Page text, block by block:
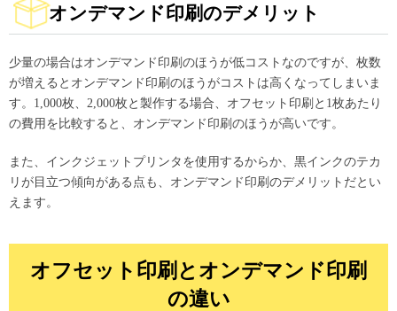
オンデマンド印刷のデメリット
少量の場合はオンデマンド印刷のほうが低コストなのですが、枚数
が増えるとオンデマンド印刷のほうがコストは高くなってしまいま
す。1,000枚、2,000枚と製作する場合、オフセット印刷と1枚あたり
の費用を比較すると、オンデマンド印刷のほうが高いです。
また、インクジェットプリンタを使用するからか、黒インクのテカ
リが目立つ傾向がある点も、オンデマンド印刷のデメリットだとい
えます。
オフセット印刷とオンデマンド印刷
の違い